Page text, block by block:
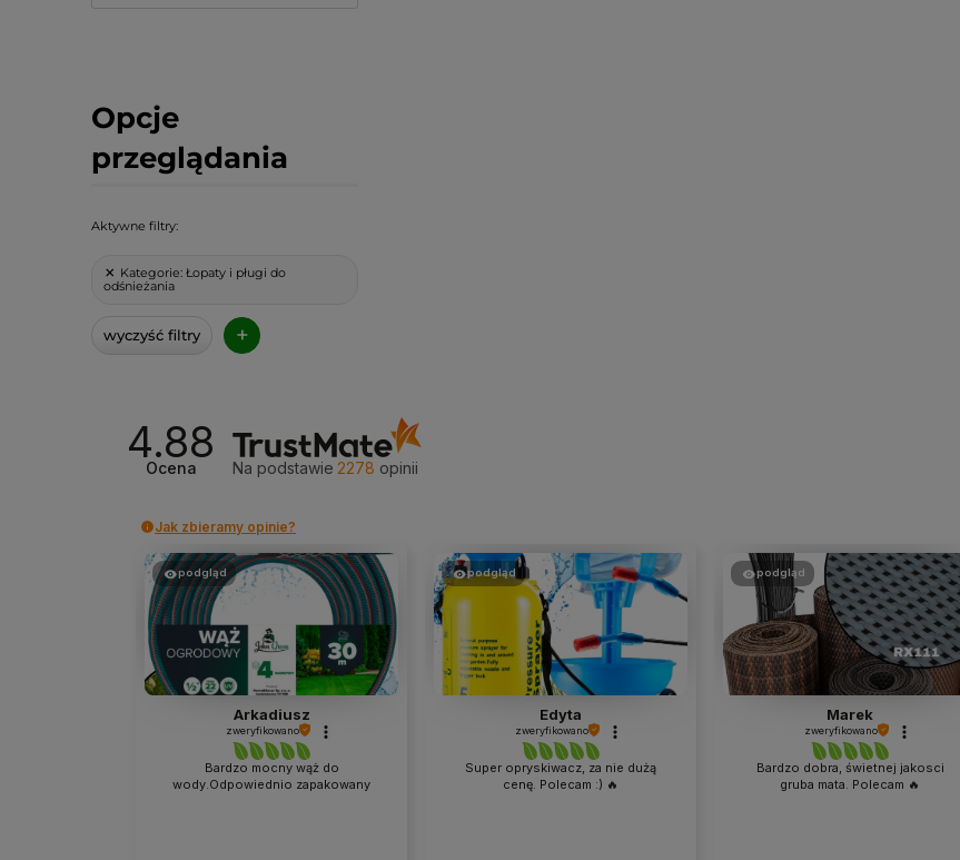
Opcje
przeglądania
Aktywne filtry:
Kategorie: Łopaty i pługi do
odśnieżania
wyczyść filtry +
4.88
Ocena Na podstawie 2278 opinii
Jak zbieramy opinie?
podgląd
Edyta
zweryfikowano
Super opryskiwacz, za nie dużą
cenę. Polecam :) 🔥
podgląd
Marek
zweryfikowano
Bardzo dobra, świetnej jakosci
gruba mata. Polecam 🔥
podgląd
Małgorzata
zweryfikowano
To bardzo dobry produkt. Trawnik
przyjął się bez problemu. Po